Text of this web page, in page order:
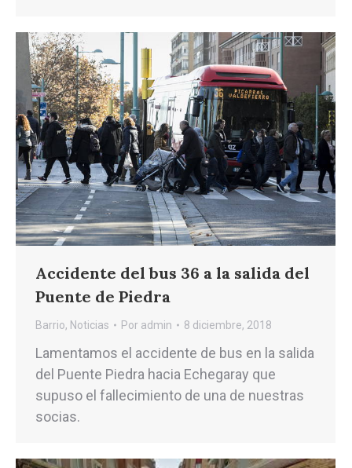
Accidente del bus 36 a la salida del
Puente de Piedra
Barrio, Noticias Por admin 8 diciembre, 2018
Lamentamos el accidente de bus en la salida
del Puente Piedra hacia Echegaray que
supuso el fallecimiento de una de nuestras
socias.